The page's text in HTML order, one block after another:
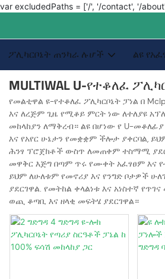
var excludedPaths = ['/', '/contact', '/
ፖሊካርቦኔት ጠንካራ ሉሆች ልዩ
MULTIWAL U-የተቆለፈ
የመልቲዋል ዩ-የተቆለፈ ፖሊካርቦኔት ፓነል በ
እና ለረጅም ጊዜ የሚቆይ ምርት ነው ለተለያዩ
መከላከያን ለማቅረብ። ልዩ በሆነው የ U-
እና የአየር ሁኔታን የመቋቋም ችሎታ ያቀርባል,
ሕንፃ ፕሮጀክቶች ውስጥ ለመጠቀም ተስማሚ
መዋቅር እጅግ በጣም ጥሩ የሙቀት አፈፃፀም እና
ይህም ለሁለቱም የመኖሪያ እና የንግድ ቦታዎች
ያደርገዋል. የመትከል ቀላልነቱ እና አነስተኛ
ወጪ ቆጣቢ እና ዘላቂ መፍትሄ ያደርገዋል።